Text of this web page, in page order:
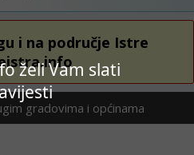
želi Vam slati
i na područje Istre
gradovima i općinama